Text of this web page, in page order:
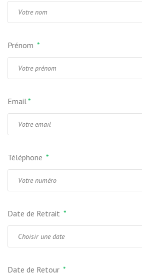
Prénom *
Email*
Téléphone *
Date de Retrait *
Date de Retour *